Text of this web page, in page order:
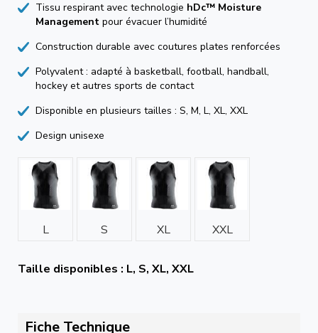
Tissu respirant avec technologie hDc™ Moisture
Management pour évacuer l’humidité
Construction durable avec coutures plates renforcées
Polyvalent : adapté à basketball, football, handball,
hockey et autres sports de contact
Disponible en plusieurs tailles : S, M, L, XL, XXL
Design unisexe
L S XL XXL
Taille disponibles : L, S, XL, XXL
Fiche Technique